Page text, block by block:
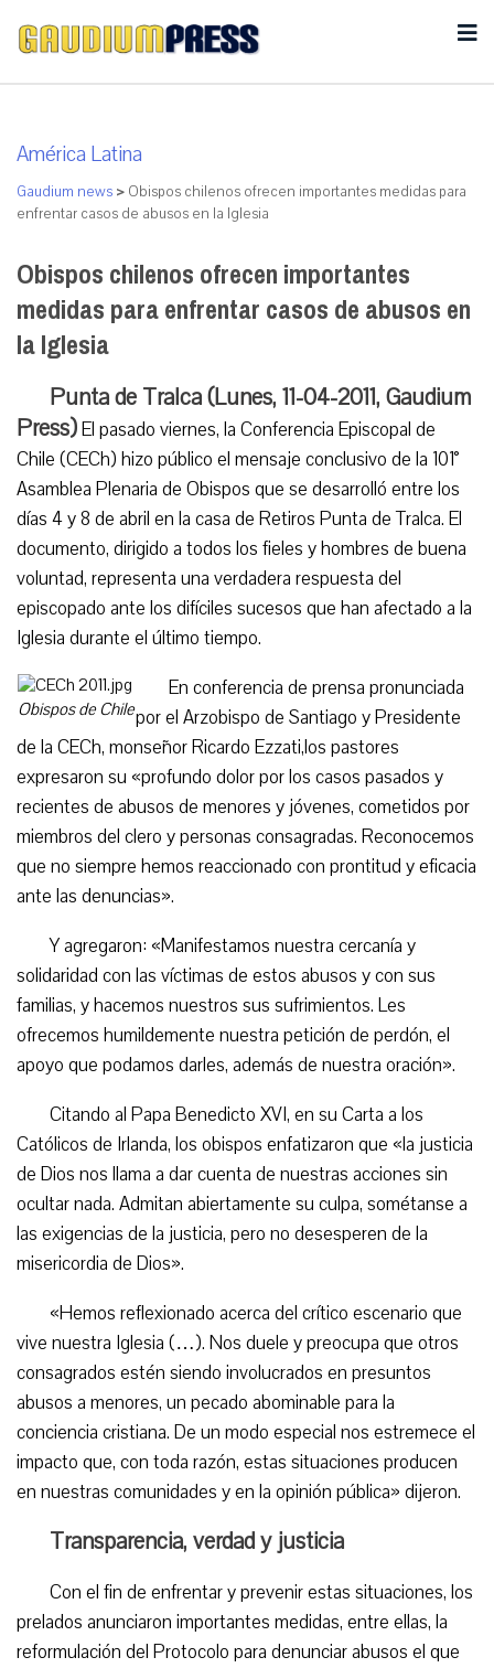
América Latina
Gaudium news > Obispos chilenos ofrecen importantes medidas para
enfrentar casos de abusos en la Iglesia
Obispos chilenos ofrecen importantes
medidas para enfrentar casos de abusos en
la Iglesia
Punta de Tralca (Lunes, 11-04-2011, Gaudium
Press)El pasado viernes, la Conferencia Episcopal de
Chile (CECh) hizo público el mensaje conclusivo de la 101°
Asamblea Plenaria de Obispos que se desarrolló entre los
días 4 y 8 de abril en la casa de Retiros Punta de Tralca. El
documento, dirigido a todos los fieles y hombres de buena
voluntad, representa una verdadera respuesta del
episcopado ante los difíciles sucesos que han afectado a la
Iglesia durante el último tiempo.
Obispos de Chile
En conferencia de prensa pronunciada
por el Arzobispo de Santiago y Presidente
de la CECh, monseñor Ricardo Ezzati,los pastores
expresaron su «profundo dolor por los casos pasados y
recientes de abusos de menores y jóvenes, cometidos por
miembros del clero y personas consagradas. Reconocemos
que no siempre hemos reaccionado con prontitud y eficacia
ante las denuncias».
Y agregaron: «Manifestamos nuestra cercanía y
solidaridad con las víctimas de estos abusos y con sus
familias, y hacemos nuestros sus sufrimientos. Les
ofrecemos humildemente nuestra petición de perdón, el
apoyo que podamos darles, además de nuestra oración».
Citando al Papa Benedicto XVI, en su Carta a los
Católicos de Irlanda, los obispos enfatizaron que «la justicia
de Dios nos llama a dar cuenta de nuestras acciones sin
ocultar nada. Admitan abiertamente su culpa, sométanse a
las exigencias de la justicia, pero no desesperen de la
misericordia de Dios».
«Hemos reflexionado acerca del crítico escenario que
vive nuestra Iglesia (…). Nos duele y preocupa que otros
consagrados estén siendo involucrados en presuntos
abusos a menores, un pecado abominable para la
conciencia cristiana. De un modo especial nos estremece el
impacto que, con toda razón, estas situaciones producen
en nuestras comunidades y en la opinión pública» dijeron.
Transparencia, verdad y justicia
Con el fin de enfrentar y prevenir estas situaciones, los
prelados anunciaron importantes medidas, entre ellas, la
reformulación del Protocolo para denunciar abusos el que